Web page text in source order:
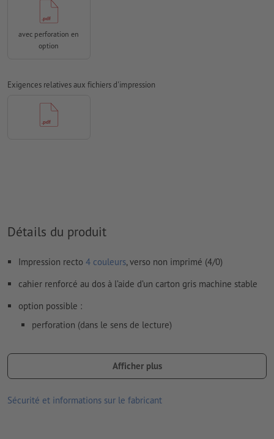
Mode couleur :
pour les papiers non couchés
Nous ne vérifions pas les
Lescommentairessont supprimés et ne seront ainsi pas
imprimés
Le contenu des
avec perforation en
option
Exigences relatives aux fichiers d'impression
Détails du produit
Impression recto 4 couleurs, verso non imprimé (4/0)
cahier renforcé au dos à l’aide d’un carton gris machine stable
option possible :
perforation (dans le sens de lecture)
la perforation en option est réalisée conformément
les produits imprimés sur du papier recyclé sont neutres pour le
Afficher plus
Sécurité et informations sur le fabricant